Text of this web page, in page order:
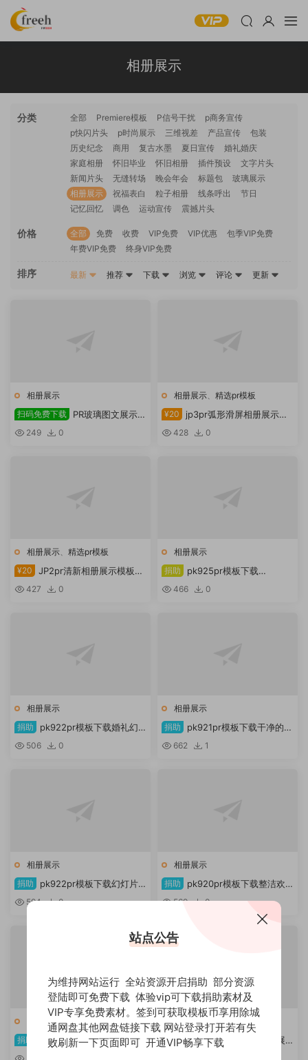
相册展示
分类 全部 Premiere模板 P信号干扰
p商务宣传
p快闪片头
p时尚展示 三维视差 产品宣传
包装
历史纪念
商用 复古水墨 夏日宣传
婚礼婚庆
家庭相册
怀旧毕业 怀旧相册 插件预设
文字片头
新闻片头
无缝转场 晚会年会 标题包
玻璃展示
相册展示
祝福表白 粒子相册 线条呼出
节日
记忆回忆
调色 运动宣传 震撼片头
价格 全部 免费 收费 VIP免费 VIP优惠
包季VIP免费
年费VIP免费
终身VIP免费
排序 最新 推荐 下载 浏览 评论 更新
相册展示
扫码免费下载
PR玻璃图文展示模
板扫码下载
249 0
相册展示、 精选pr模板
¥20
jp3pr弧形滑屏相册展示模
板 428 0
相册展示、 精选pr模板
¥20
JP2pr清新相册展示模板下
载 427 0
相册展示
捐助
pk925pr模板下载
Videohive Slideshow
466 0
相册展示
捐助
pk922pr模板下载婚礼幻
灯片506 0
相册展示
捐助
pk921pr模板下载干净的多
帧幻灯片
662 1
相册展示
捐助
pk922pr模板下载幻灯片
时刻594 0
相册展示
捐助
pk920pr模板下载整洁欢
快的幻灯片
569 0
H相册展示、相册展示
捐助
pk913pr模板下载相机视图
命中
相册展示
捐助 pk898pr模板下载照片展
站点公告
为维持网站运行 全站资源开启捐助 部分资源
登陆即可免费下载 体验vip可下载捐助素材及
VIP专享免费素材。签到可获取模板币享用除城
通网盘其他网盘链接下载 网站登录打开若有失
败刷新一下页面即可 开通VIP畅享下载